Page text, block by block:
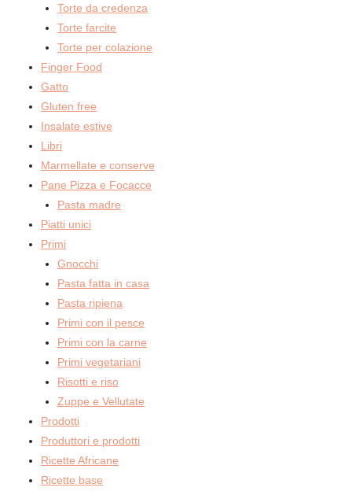
Torte da credenza
Torte farcite
Torte per colazione
Finger Food
Gatto
Gluten free
Insalate estive
Libri
Marmellate e conserve
Pane Pizza e Focacce
Pasta madre
Piatti unici
Primi
Gnocchi
Pasta fatta in casa
Pasta ripiena
Primi con il pesce
Primi con la carne
Primi vegetariani
Risotti e riso
Zuppe e Vellutate
Prodotti
Produttori e prodotti
Ricette Africane
Ricette base